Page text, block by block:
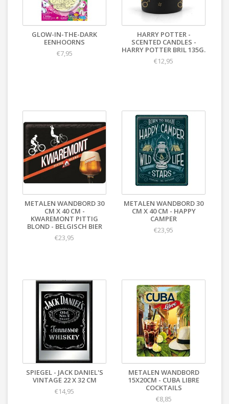
GLOW-IN-THE-DARK
EENHOORNS
€7,95
HARRY POTTER -
SCENTED CANDLES -
HARRY POTTER BRIL 135G.
€12,95
METALEN WANDBORD 30
CM X 40 CM -
KWAREMONT PITTIG
BLOND - BELGISCH BIER
€23,95
METALEN WANDBORD 30
CM X 40 CM - HAPPY
CAMPER
€23,95
SPIEGEL - JACK DANIEL'S
VINTAGE 22 X 32 CM
€14,95
METALEN WANDBORD
15X20CM - CUBA LIBRE
COCKTAILS
€8,85